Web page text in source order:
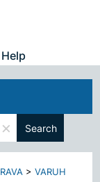
Help
× Search
>VARUH